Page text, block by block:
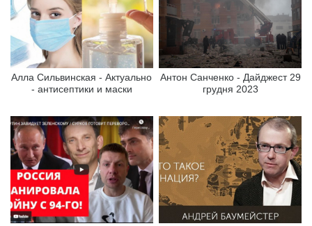
Алла Сильвинская - Актуально
- антисептики и маски
Антон Санченко - Дайджест 29
грудня 2023